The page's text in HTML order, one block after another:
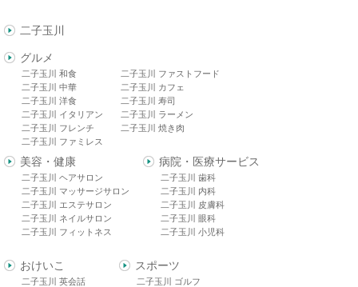
二子玉川
グルメ
二子玉川 和食
二子玉川 中華
二子玉川 洋食
二子玉川 イタリアン
二子玉川 フレンチ
二子玉川 ファミレス
二子玉川 ファストフード
二子玉川 カフェ
二子玉川 寿司
二子玉川 ラーメン
二子玉川 焼き肉
美容・健康
二子玉川 ヘアサロン
二子玉川 マッサージサロン
二子玉川 エステサロン
二子玉川 ネイルサロン
二子玉川 フィットネス
病院・医療サービス
二子玉川 歯科
二子玉川 内科
二子玉川 皮膚科
二子玉川 眼科
二子玉川 小児科
おけいこ
二子玉川 英会話
スポーツ
二子玉川 ゴルフ